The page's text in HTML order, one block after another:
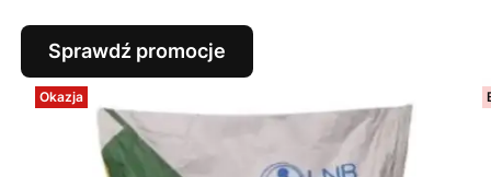
Sprawdź promocje
Okazja